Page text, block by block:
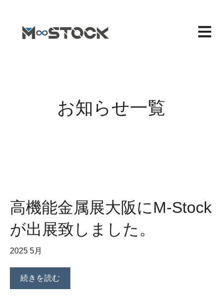
メイ
お知らせ一覧
高機能金属展大阪にM-Stock
が出展致しました。
2025 5月
続きを読む